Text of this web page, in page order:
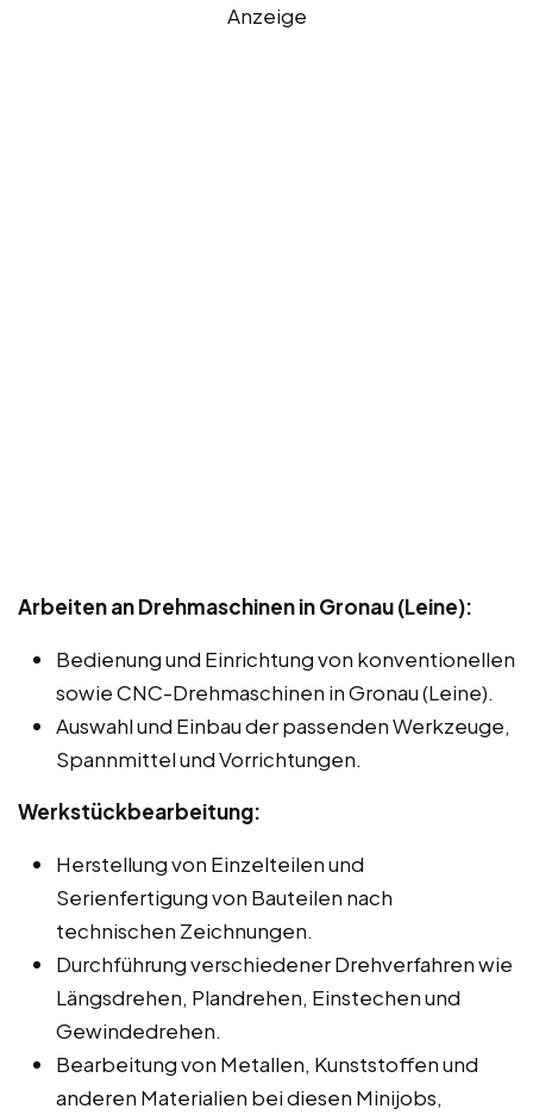
Anzeige
Arbeiten an Drehmaschinen in Gronau (Leine):
Bedienung und Einrichtung von konventionellen
sowie CNC-Drehmaschinen in Gronau (Leine).
Auswahl und Einbau der passenden Werkzeuge,
Spannmittel und Vorrichtungen.
Werkstückbearbeitung:
Herstellung von Einzelteilen und
Serienfertigung von Bauteilen nach
technischen Zeichnungen.
Durchführung verschiedener Drehverfahren wie
Längsdrehen, Plandrehen, Einstechen und
Gewindedrehen.
Bearbeitung von Metallen, Kunststoffen und
anderen Materialien bei diesen Minijobs,